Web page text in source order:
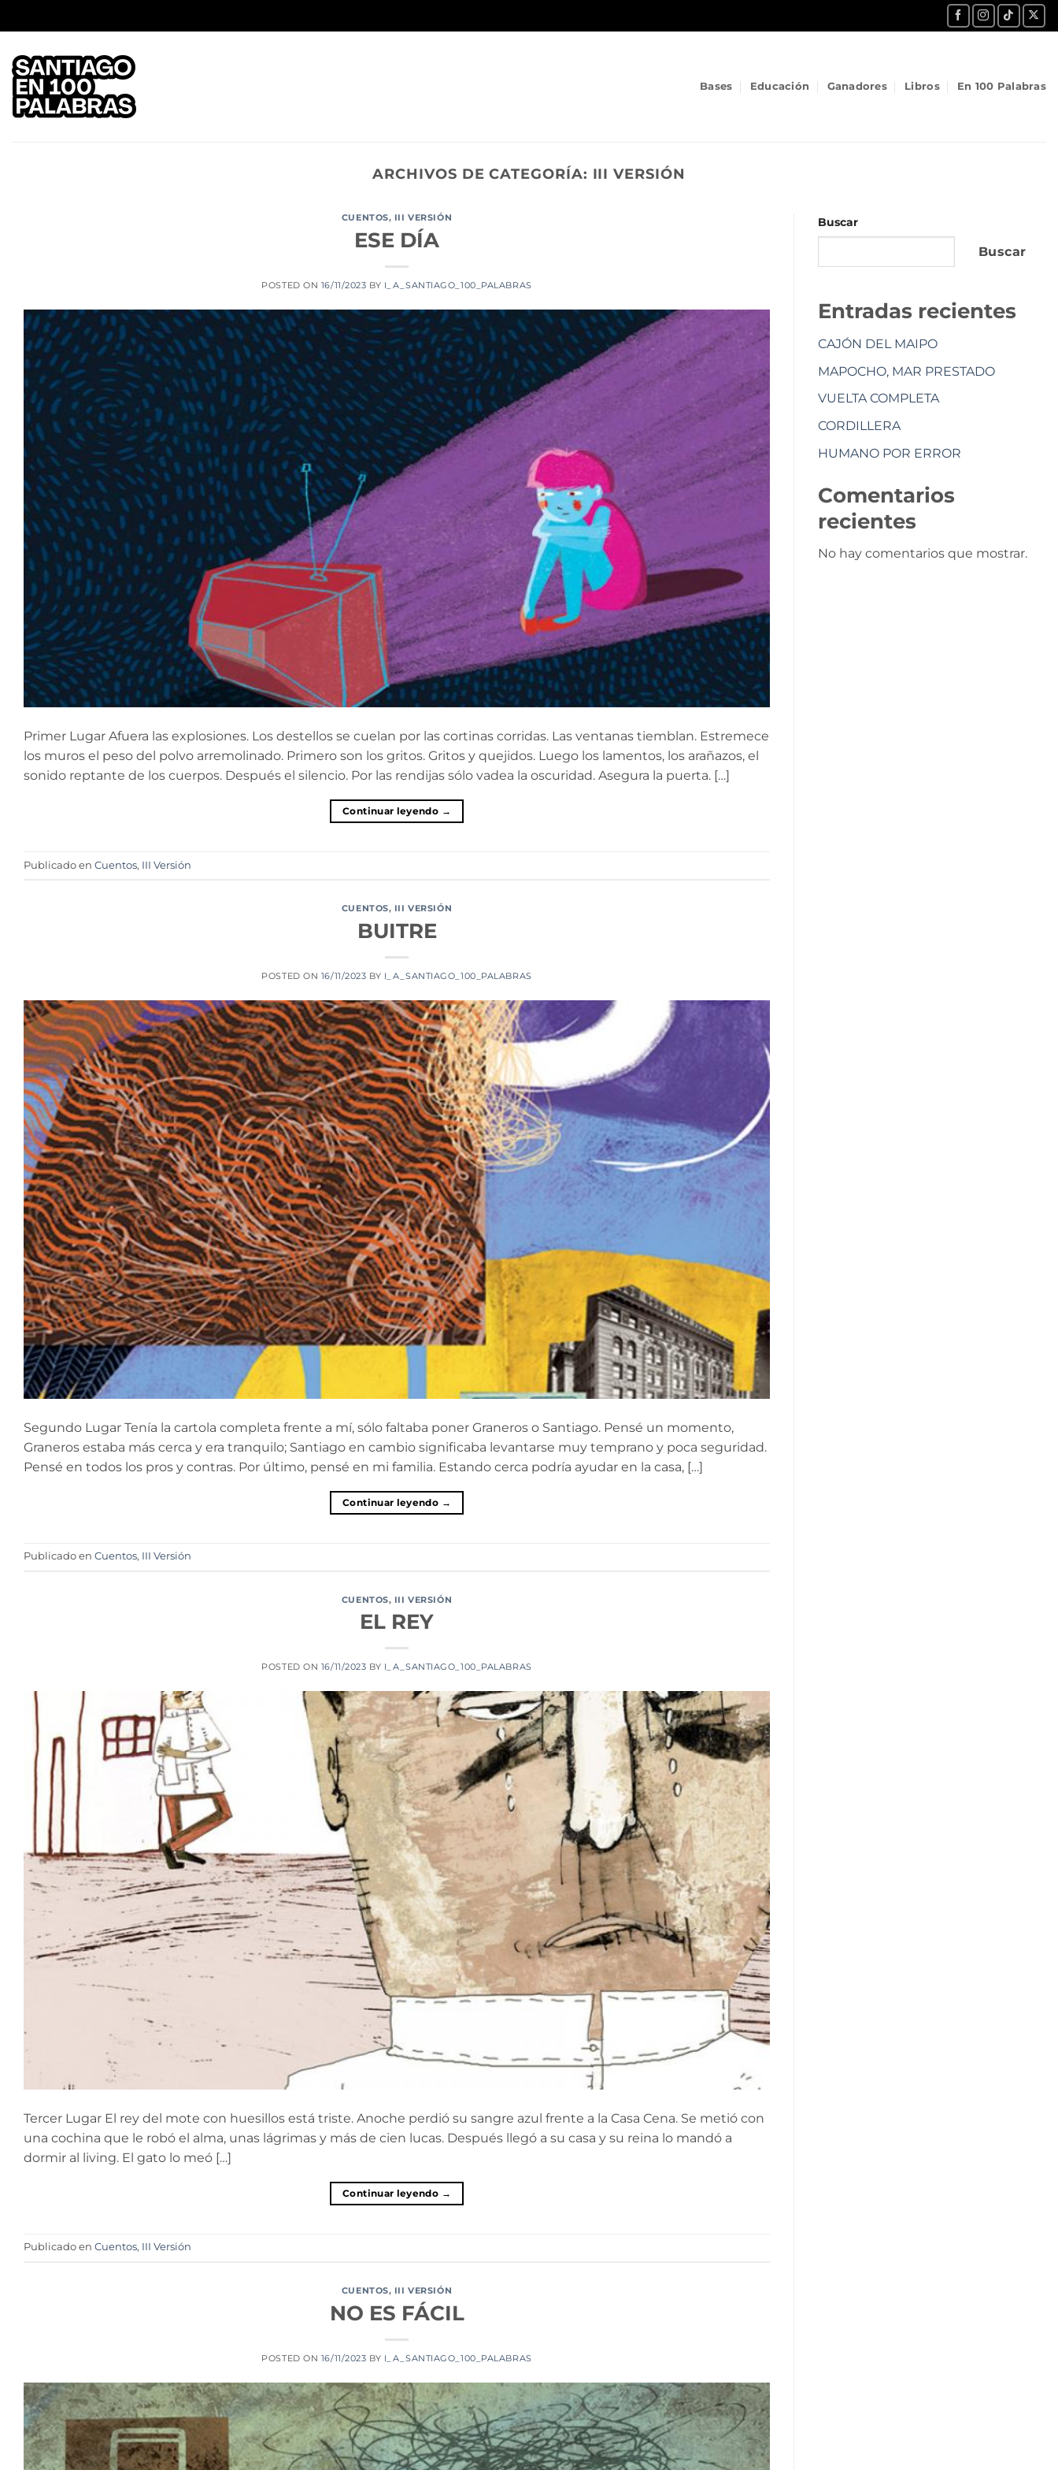
al
Bases Educación Ganadores Libros En 100 Palabras
ARCHIVOS DE CATEGORÍA: III VERSIÓN
CUENTOS, III VERSIÓN
ESE DÍA
POSTED ON 16/11/2023 BY I_A_SANTIAGO_100_PALABRAS
Primer Lugar Afuera las explosiones. Los destellos se cuelan por las cortinas corridas. Las ventanas tiemblan. Estremece
los muros el peso del polvo arremolinado. Primero son los gritos. Gritos y quejidos. Luego los lamentos, los arañazos, el
sonido reptante de los cuerpos. Después el silencio. Por las rendijas sólo vadea la oscuridad. Asegura la puerta. […]
Continuar leyendo →
Publicado en Cuentos, III Versión
CUENTOS, III VERSIÓN
BUITRE
POSTED ON 16/11/2023 BY I_A_SANTIAGO_100_PALABRAS
Segundo Lugar Tenía la cartola completa frente a mí, sólo faltaba poner Graneros o Santiago. Pensé un momento,
Graneros estaba más cerca y era tranquilo; Santiago en cambio significaba levantarse muy temprano y poca seguridad.
Pensé en todos los pros y contras. Por último, pensé en mi familia. Estando cerca podría ayudar en la casa, […]
Continuar leyendo →
Publicado en Cuentos, III Versión
CUENTOS, III VERSIÓN
EL REY
POSTED ON 16/11/2023 BY I_A_SANTIAGO_100_PALABRAS
Tercer Lugar El rey del mote con huesillos está triste. Anoche perdió su sangre azul frente a la Casa Cena. Se metió con
una cochina que le robó el alma, unas lágrimas y más de cien lucas. Después llegó a su casa y su reina lo mandó a
dormir al living. El gato lo meó […]
Continuar leyendo →
Publicado en Cuentos, III Versión
CUENTOS, III VERSIÓN
NO ES FÁCIL
POSTED ON 16/11/2023 BY I_A_SANTIAGO_100_PALABRAS
Buscar
Buscar
Entradas recientes
CAJÓN DEL MAIPO
MAPOCHO, MAR PRESTADO
VUELTA COMPLETA
CORDILLERA
HUMANO POR ERROR
Comentarios
recientes
No hay comentarios que mostrar.